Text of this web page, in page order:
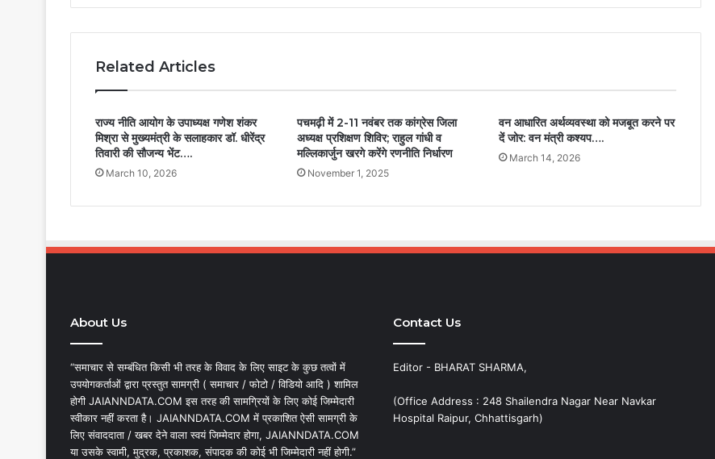
Related Articles
राज्य नीति आयोग के उपाध्यक्ष गणेश शंकर
मिश्रा से मुख्यमंत्री के सलाहकार डॉ. धीरेंद्र
तिवारी की सौजन्य भेंट….
March 10, 2026
पचमढ़ी में 2-11 नवंबर तक कांग्रेस जिला
अध्यक्ष प्रशिक्षण शिविर; राहुल गांधी व
मल्लिकार्जुन खरगे करेंगे रणनीति निर्धारण
November 1, 2025
वन आधारित अर्थव्यवस्था को मजबूत करने पर
दें जोर: वन मंत्री कश्यप….
March 14, 2026
About Us
“समाचार से सम्बंधित किसी भी तरह के विवाद के लिए साइट के कुछ तत्वों में
उपयोगकर्ताओं द्वारा प्रस्तुत सामग्री ( समाचार / फोटो / विडियो आदि ) शामिल
होगी JAIANNDATA.COM इस तरह की सामग्रियों के लिए कोई जिम्मेदारी
स्वीकार नहीं करता है। JAIANNDATA.COM में प्रकाशित ऐसी सामग्री के
लिए संवाददाता / खबर देने वाला स्वयं जिम्मेदार होगा, JAIANNDATA.COM
या उसके स्वामी, मुद्रक, प्रकाशक, संपादक की कोई भी जिम्मेदारी नहीं होगी.”
Contact Us
Editor - BHARAT SHARMA,
(Office Address : 248 Shailendra Nagar Near Navkar
Hospital Raipur, Chhattisgarh)